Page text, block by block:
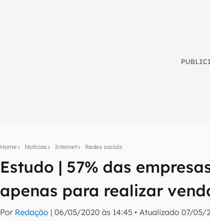
Home Notícias Internet Redes sociais
Estudo | 57% das
apenas para realizar
Por Redação |06/05/2020 às 14:45 •Atualizado07/05/
Seu resumo inteligente do mundo tech!
Assine a newsletter do Canaltech e receba notícias